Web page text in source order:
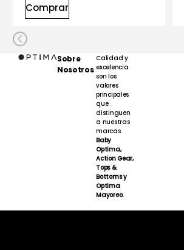
Comprar
Sobre
Nosotros
Calidad y
excelencia
son los
valores
principales
que
distinguen
a nuestras
marcas
Baby
Optima,
Action Gear,
Tops &
Bottoms y
Optima
Mayoreo.